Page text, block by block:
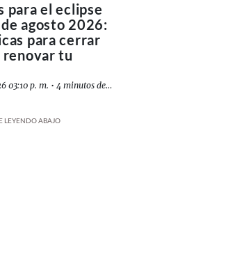
para el eclipse
agosto 2026:
para cerrar
renovar tu
03:10 p. m. •4 minutos de lectura
LEYENDO ABAJO